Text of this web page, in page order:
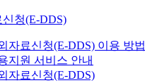
청(E-DDS)
자료신청(E-DDS) 이용 방법
지원 서비스 안내
자료신청(E-DDS)